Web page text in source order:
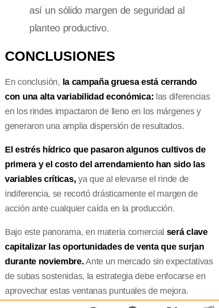
así un sólido margen de seguridad al
planteo productivo.
CONCLUSIONES
En conclusión, la campaña gruesa está cerrando
con una alta variabilidad económica: las diferencias
en los rindes impactaron de lleno en los márgenes y
generaron una amplia dispersión de resultados.
El estrés hídrico que pasaron algunos cultivos de
primera y el costo del arrendamiento han sido las
variables críticas, ya que al elevarse el rinde de
indiferencia, se recortó drásticamente el margen de
acción ante cualquier caída en la producción.
Bajo este panorama, en materia comercial será clave
capitalizar las oportunidades de venta que surjan
durante noviembre. Ante un mercado sin expectativas
de subas sostenidas, la estrategia debe enfocarse en
aprovechar estas ventanas puntuales de mejora.